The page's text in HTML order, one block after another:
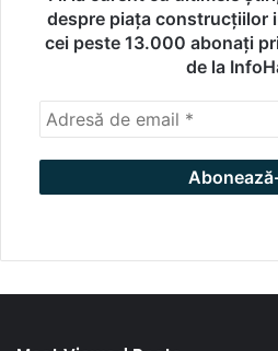
despre piața construcțiilor
cei peste 13.000 abonați
de la